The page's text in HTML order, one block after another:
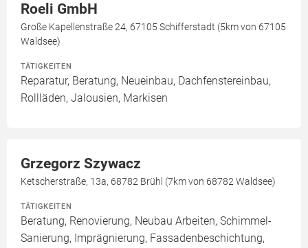
Roeli GmbH
Große Kapellenstraße 24, 67105 Schifferstadt (5km von 67105
Waldsee)
TÄTIGKEITEN
Reparatur, Beratung, Neueinbau, Dachfenstereinbau,
Rollläden, Jalousien, Markisen
Grzegorz Szywacz
Ketscherstraße, 13a, 68782 Brühl (7km von 68782 Waldsee)
TÄTIGKEITEN
Beratung, Renovierung, Neubau Arbeiten, Schimmel-
Sanierung, Imprägnierung, Fassadenbeschichtung,